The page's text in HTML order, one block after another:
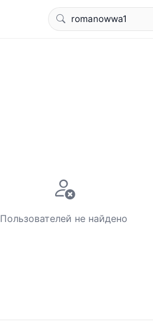
Пользователей не найдено